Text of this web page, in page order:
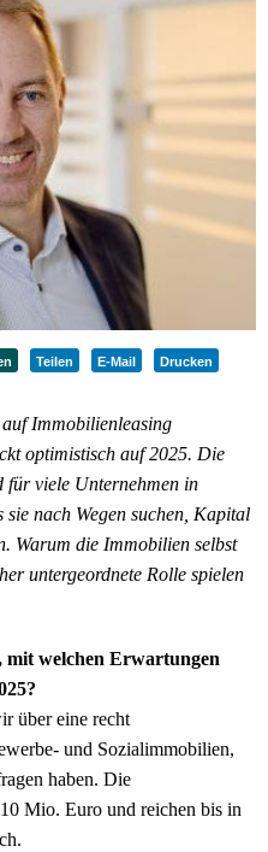
Teilen E-Mail Drucken
Immobilienleasing
optimistisch auf 2025. Die
für viele Unternehmen in
nach Wegen suchen, Kapital
Warum die Immobilien selbst
untergeordnete Rolle spielen
welchen Erwartungen
über eine recht
und Sozialimmobilien,
haben. Die
Mio. Euro und reichen bis in